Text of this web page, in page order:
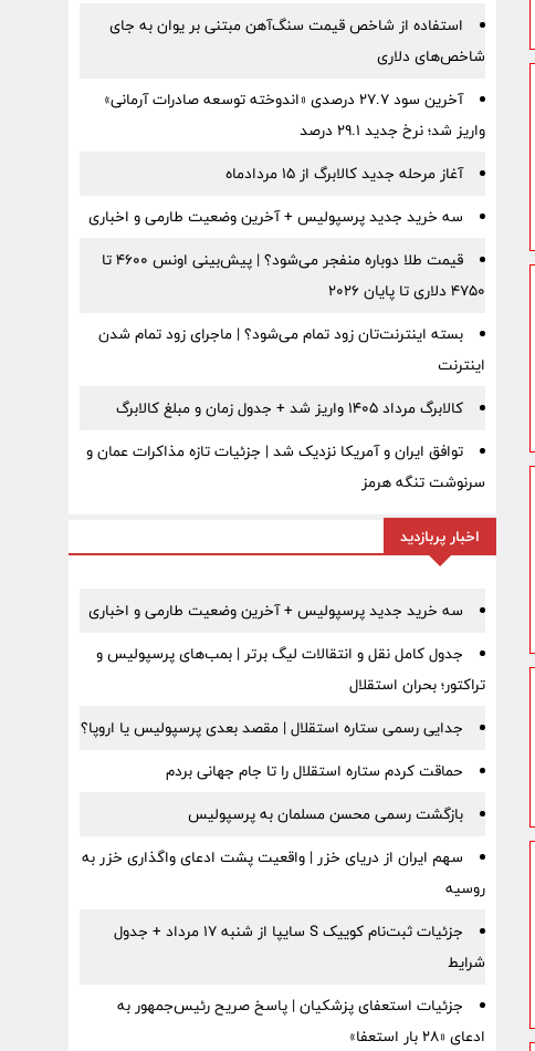
استفاده از شاخص قیمت سنگ‌آهن مبتنی بر یوان به جای
شاخص‌های دلاری
آخرین سود ۲۷.۷ درصدی «اندوخته توسعه صادرات آرمانی»
واریز شد؛ نرخ جدید ۲۹.۱ درصد
آغاز مرحله جدید کالابرگ از ۱۵ مردادماه
سه خرید جدید پرسپولیس + آخرین وضعیت طارمی و اخباری
قیمت طلا دوباره منفجر می‌شود؟ | پیش‌بینی اونس ۴۶۰۰ تا
۴۷۵۰ دلاری تا پایان ۲۰۲۶
بسته اینترنت‌تان زود تمام می‌شود؟ | ماجرای زود تمام شدن
اینترنت
کالابرگ مرداد ۱۴۰۵ واریز شد + جدول زمان و مبلغ کالابرگ
توافق ایران و آمریکا نزدیک شد | جزئیات تازه مذاکرات عمان و
سرنوشت تنگه هرمز
اخبار پربازدید
سه خرید جدید پرسپولیس + آخرین وضعیت طارمی و اخباری
جدول کامل نقل و انتقالات لیگ برتر | بمب‌های پرسپولیس و
تراکتور؛ بحران استقلال
جدایی رسمی ستاره استقلال | مقصد بعدی پرسپولیس یا اروپا؟
حماقت کردم ستاره استقلال را تا جام جهانی بردم
بازگشت رسمی محسن مسلمان به پرسپولیس
سهم ایران از دریای خزر | واقعیت پشت ادعای واگذاری خزر به
روسیه
جزئیات ثبت‌نام کوییک S سایپا از شنبه ۱۷ مرداد + جدول
شرایط
جزئیات استعفای پزشکیان | پاسخ صریح رئیس‌جمهور به
ادعای «۲۸ بار استعفا»